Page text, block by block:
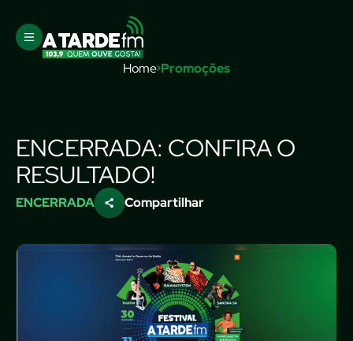
Home Promoções
ENCERRADA: CONFIRA O
RESULTADO!
ENCERRADA Compartilhar